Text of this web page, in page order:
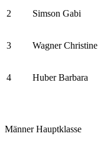
2 Simson Gabi
3 Wagner Christine
4 Huber Barbara
Männer Hauptklasse